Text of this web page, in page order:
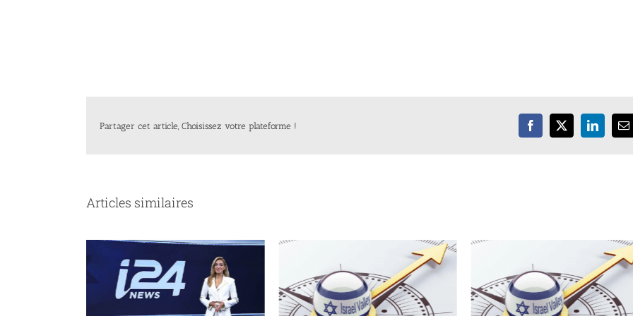
Partager cet article, Choisissez votre plateforme ! Facebook
X LinkedIn
Articles similaires